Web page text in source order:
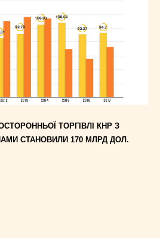
ТОРГІВЛІ КНР З
СТАНОВИЛИ 170 МЛРД ДОЛ.